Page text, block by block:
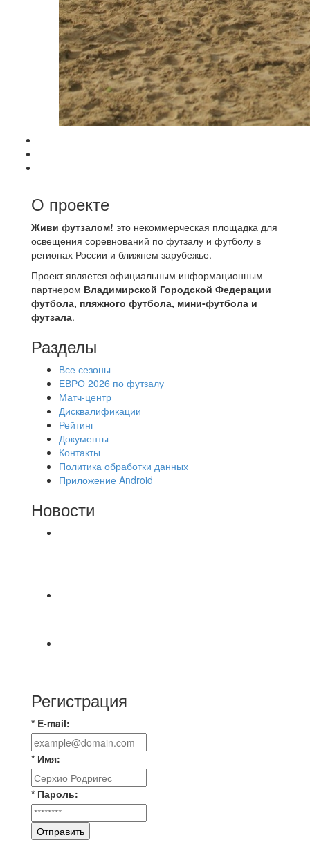
О проекте
Живи футзалом! это некоммерческая площадка для
освещения соревнований по футзалу и футболу в
регионах России и ближнем зарубежье.
Проект является официальным информационным
партнером Владимирской Городской Федерации
футбола, пляжного футбола, мини-футбола и
футзала.
Разделы
Все сезоны
ЕВРО 2026 по футзалу
Матч-центр
Дисквалификации
Рейтинг
Документы
Контакты
Политика обработки данных
Приложение Android
Новости
Регистрация
* E-mail:
* Имя:
* Пароль:
Отправить